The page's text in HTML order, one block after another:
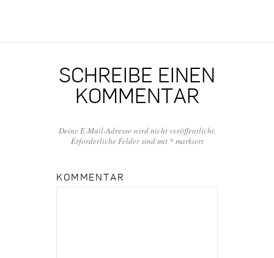
SCHREIBE EINEN
KOMMENTAR
Deine E-Mail-Adresse wird nicht veröffentlicht.
Erforderliche Felder sind mit *markiert
KOMMENTAR